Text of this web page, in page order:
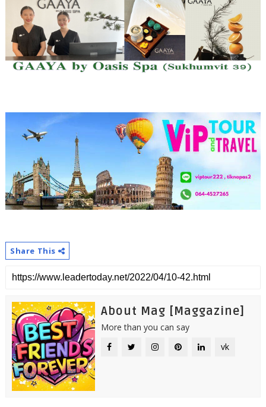
Share This
About Mag [Maggazine]
More than you can say
vk